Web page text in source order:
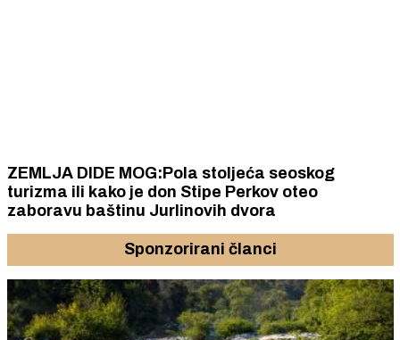
ZEMLJA DIDE MOG:Pola stoljeća seoskog
turizma ili kako je don Stipe Perkov oteo
zaboravu baštinu Jurlinovih dvora
Sponzorirani članci